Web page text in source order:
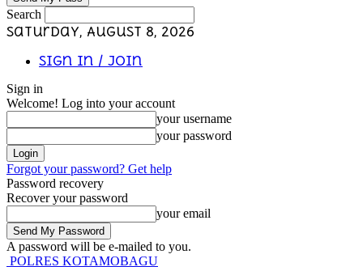
Search
Saturday, August 8, 2026
Sign in / Join
Sign in
Welcome! Log into your account
your username
your password
Forgot your password? Get help
Password recovery
Recover your password
your email
A password will be e-mailed to you.
POLRES KOTAMOBAGU